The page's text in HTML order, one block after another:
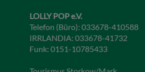
LOLLY POP e.V.
Telefon (Büro): 033678-410588
IRRLANDIA: 033678-41732
Funk: 0151-10785433